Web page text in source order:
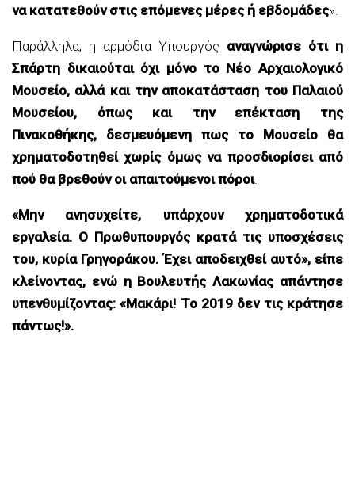
να κατατεθούν στις επόμενες μέρες ή εβδομάδες».
Παράλληλα, η αρμόδια Υπουργός αναγνώρισε ότι η
Σπάρτη δικαιούται όχι μόνο το Νέο Αρχαιολογικό
Μουσείο, αλλά και την αποκατάσταση του Παλαιού
Μουσείου, όπως και την επέκταση της
Πινακοθήκης, δεσμευόμενη πως το Μουσείο θα
χρηματοδοτηθεί χωρίς όμως να προσδιορίσει από
πού θα βρεθούν οι απαιτούμενοι πόροι.
«Μην ανησυχείτε, υπάρχουν χρηματοδοτικά
εργαλεία. Ο Πρωθυπουργός κρατά τις υποσχέσεις
του, κυρία Γρηγοράκου. Έχει αποδειχθεί αυτό», είπε
κλείνοντας, ενώ η Βουλευτής Λακωνίας απάντησε
υπενθυμίζοντας: «Μακάρι! Το 2019 δεν τις κράτησε
πάντως!».